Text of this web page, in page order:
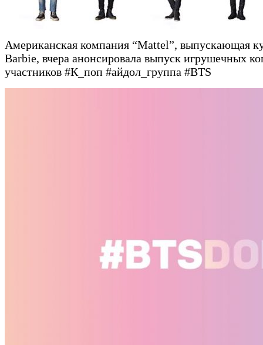
Американская компания “Mattel”, выпускающая
Barbie, вчера анонсировала выпуск игрушечных
участников #К_поп #айдол_группа #BTS